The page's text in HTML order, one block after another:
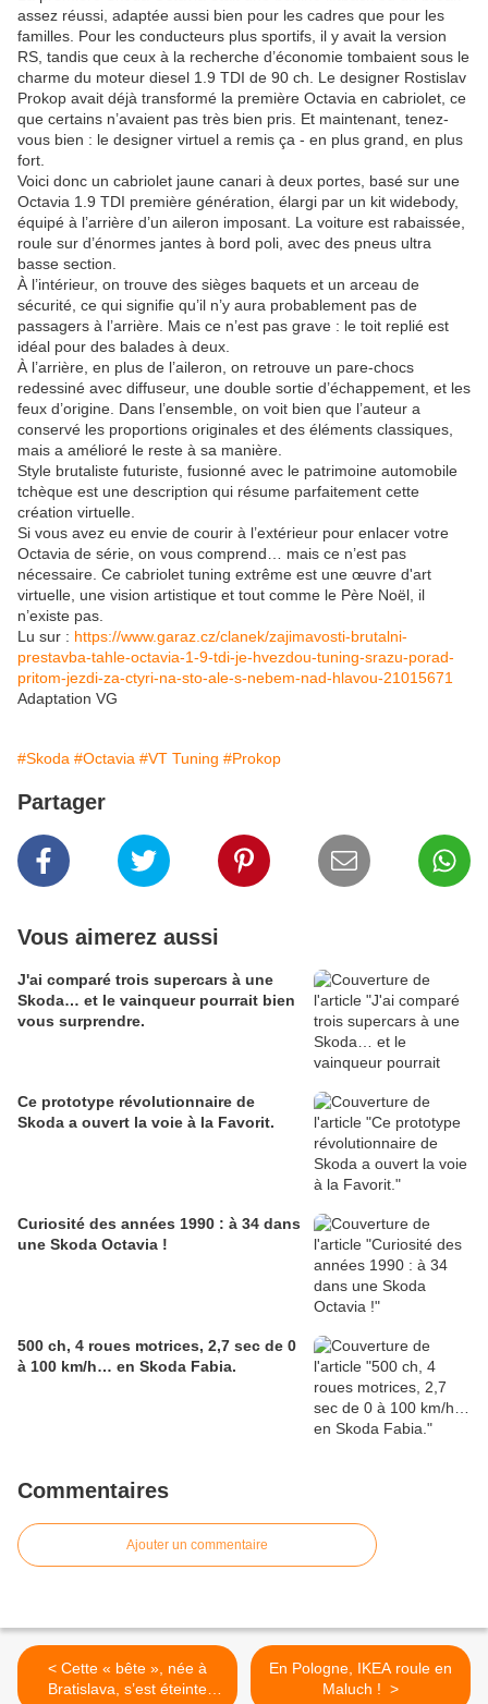
assez réussi, adaptée aussi bien pour les cadres que pour les
familles. Pour les conducteurs plus sportifs, il y avait la version
RS, tandis que ceux à la recherche d’économie tombaient sous le
charme du moteur diesel 1.9 TDI de 90 ch. Le designer Rostislav
Prokop avait déjà transformé la première Octavia en cabriolet, ce
que certains n’avaient pas très bien pris. Et maintenant, tenez-
vous bien : le designer virtuel a remis ça - en plus grand, en plus
fort.
Voici donc un cabriolet jaune canari à deux portes, basé sur une
Octavia 1.9 TDI première génération, élargi par un kit widebody,
équipé à l’arrière d’un aileron imposant. La voiture est rabaissée,
roule sur d’énormes jantes à bord poli, avec des pneus ultra
basse section.
À l’intérieur, on trouve des sièges baquets et un arceau de
sécurité, ce qui signifie qu’il n’y aura probablement pas de
passagers à l’arrière. Mais ce n’est pas grave : le toit replié est
idéal pour des balades à deux.
À l’arrière, en plus de l’aileron, on retrouve un pare-chocs
redessiné avec diffuseur, une double sortie d’échappement, et les
feux d’origine. Dans l’ensemble, on voit bien que l’auteur a
conservé les proportions originales et des éléments classiques,
mais a amélioré le reste à sa manière.
Style brutaliste futuriste, fusionné avec le patrimoine automobile
tchèque est une description qui résume parfaitement cette
création virtuelle.
Si vous avez eu envie de courir à l’extérieur pour enlacer votre
Octavia de série, on vous comprend… mais ce n’est pas
nécessaire. Ce cabriolet tuning extrême est une œuvre d'art
virtuelle, une vision artistique et tout comme le Père Noël, il
n’existe pas.
Lu sur : https://www.garaz.cz/clanek/zajimavosti-brutalni-
prestavba-tahle-octavia-1-9-tdi-je-hvezdou-tuning-srazu-porad-
pritom-jezdi-za-ctyri-na-sto-ale-s-nebem-nad-hlavou-21015671
Adaptation VG
#Skoda #Octavia #VT Tuning #Prokop
Partager
Vous aimerez aussi
J'ai comparé trois supercars à une
Skoda… et le vainqueur pourrait bien
vous surprendre.
Ce prototype révolutionnaire de
Skoda a ouvert la voie à la Favorit.
Curiosité des années 1990 : à 34 dans
une Skoda Octavia !
500 ch, 4 roues motrices, 2,7 sec de 0
à 100 km/h… en Skoda Fabia.
Commentaires
Ajouter un commentaire
< Cette « bête », née à
Bratislava, s’est éteinte
En Pologne, IKEA roule en
Maluch ! >